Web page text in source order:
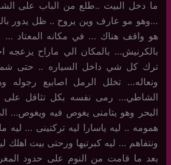
ما دخل البيت ..طلع من الباب على
…وهو مو عارف وين يروح .. ظل يدور
هو واقف هناك … في مكانه المعتاد …
بالكرنيش… بالمكان الي ماراح يزعجه
ترك كل شي داخل السياره .. حتى
ونعاله… تخلل الرمل اصابيع رجوله
الشاطي… رمى نفسه بكل تثاقل على
البحر وهو يتامنى يغوص فيه ويغوص…
همومه .. ليه ياسارا ليه تركتينى …
ونتفاهم … ليه كبرتيها ورحتى بيت اهلك
بعد ما قامت من النوم على حدود